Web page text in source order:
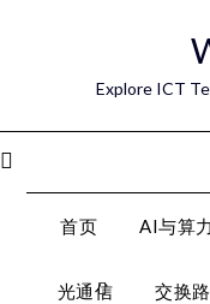
Explore ICT
首页 AI与算力
光通信 交换